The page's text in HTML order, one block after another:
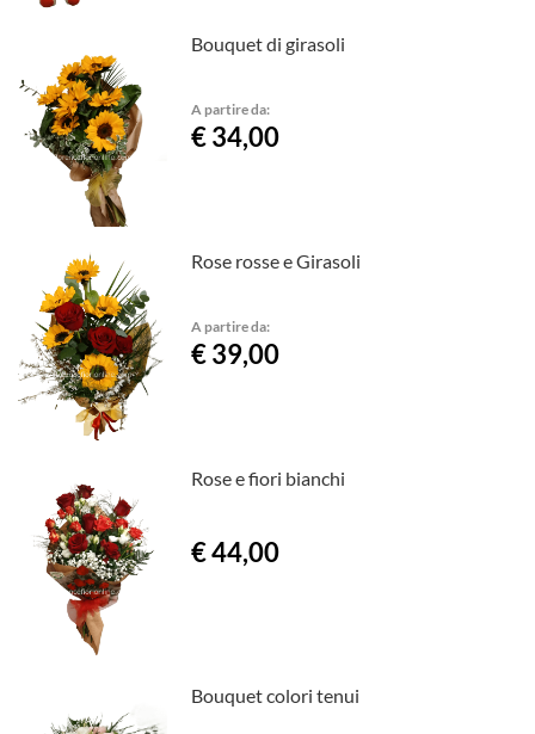
Bouquet di girasoli
A partire da:
€ 34,00
Rose rosse e Girasoli
A partire da:
€ 39,00
Rose e fiori bianchi
€ 44,00
Bouquet colori tenui